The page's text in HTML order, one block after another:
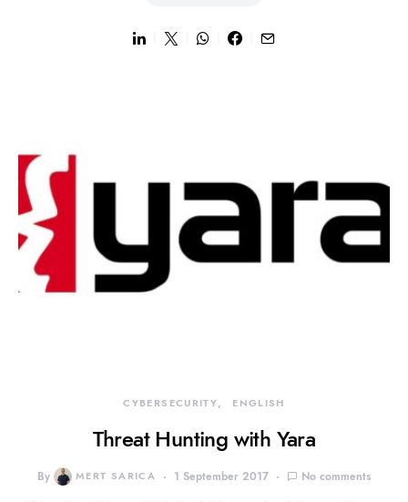
CYBERSECURITY ENGLISH
Threat Hunting with Yara
By MERT SARICA 1 September 2017 No comments